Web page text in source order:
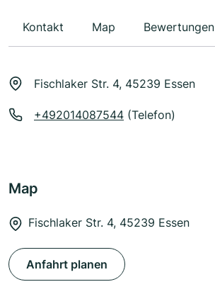
Kontakt Map Bewertungen
Fischlaker Str. 4, 45239 Essen
+492014087544 (Telefon)
Map
Fischlaker Str. 4, 45239 Essen
Anfahrt planen